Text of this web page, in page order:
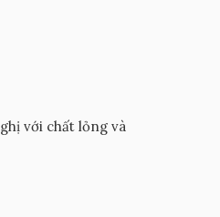
với chất lỏng và